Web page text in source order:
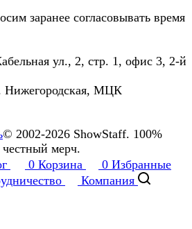
заранее согласовывать время
ул., 2, стр. 1, офис 3, 2-й
Нижегородская, МЦК
© 2002-2026 ShowStaff. 100%
честный мерч.
0 Корзина 0 Избранные
Компания